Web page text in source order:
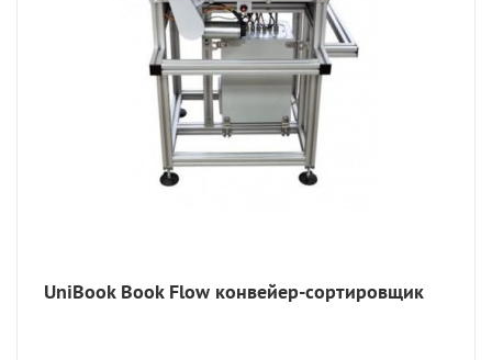
UniBook Book Flow конвейер-сортировщик